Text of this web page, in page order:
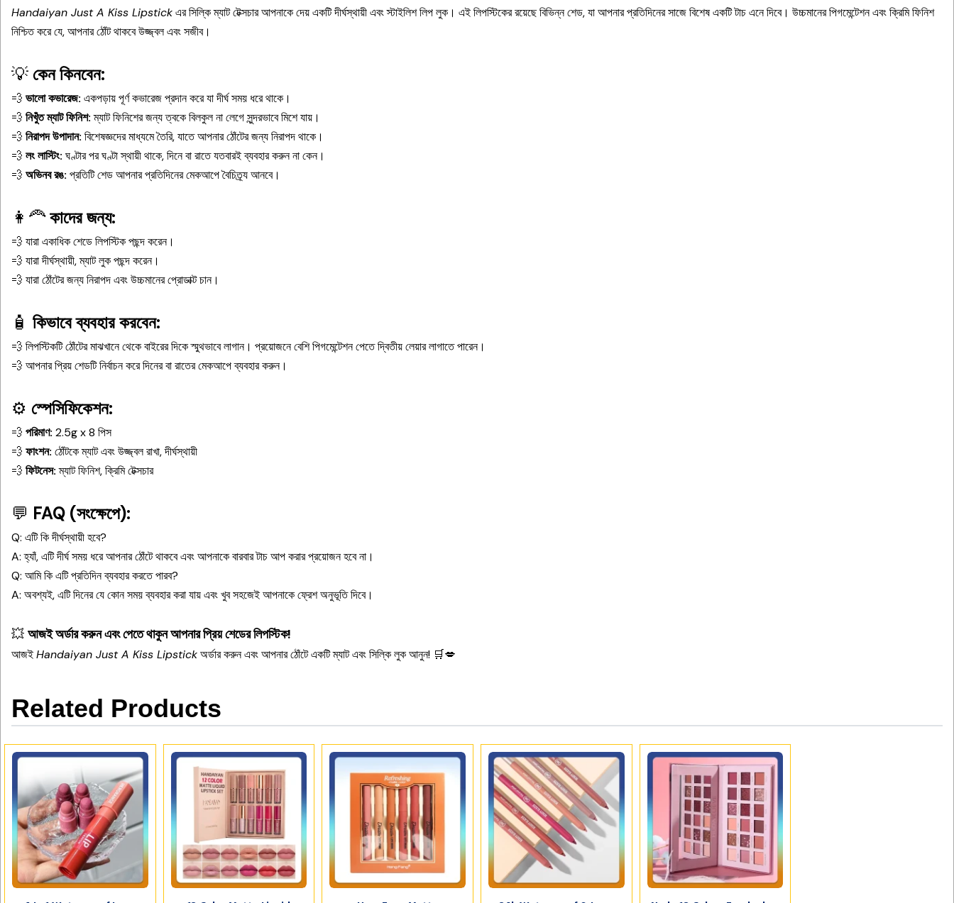
Handaiyan Just A Kiss Lipstickএর সিল্কি ম্যাট টেক্সচার আপনাকে দেয় একটি দীর্ঘস্থায়ী এবং স্টাইলিশ লিপ লুক। এই লিপস্টিকের রয়েছে বিভিন্ন শেড, যা আপনার প্রতিদিনের সাজে বিশেষ একটি টাচ এনে দিবে। উচ্চমানের পিগমেন্টেশন এবং ক্রিমি ফিনিশ
নিশ্চিত করে যে, আপনার ঠোঁট থাকবে উজ্জ্বল এবং সজীব।
💡 কেন কিনবেন:
💨 ভালো কভারেজ: একপড়ায় পূর্ণ কভারেজ প্রদান করে যা দীর্ঘ সময় ধরে থাকে।
💨 নিখুঁত ম্যাট ফিনিশ:ম্যাট ফিনিশের জন্য ত্বকে বিলকুল না লেগে সুন্দরভাবে মিশে যায়।
💨 নিরাপদ উপাদান: বিশেষজ্ঞদের মাধ্যমে তৈরি, যাতে আপনার ঠোঁটের জন্য নিরাপদ থাকে।
💨 লং লাস্টিং: ঘণ্টার পর ঘণ্টা স্থায়ী থাকে, দিনে বা রাতে যতবারই ব্যবহার করুন না কেন।
💨 অভিনব রঙ: প্রতিটি শেড আপনার প্রতিদিনের মেকআপে বৈচিত্র্য আনবে।
👩‍🦰কাদের জন্য:
💨 যারা একাধিক শেডে লিপস্টিক পছন্দ করেন।
💨 যারা দীর্ঘস্থায়ী, ম্যাট লুক পছন্দ করেন।
💨 যারা ঠোঁটের জন্য নিরাপদ এবং উচ্চমানের প্রোডাক্ট চান।
🧴 কিভাবে ব্যবহার করবেন:
💨 লিপস্টিকটি ঠোঁটের মাঝখানে থেকে বাইরের দিকে স্মুথভাবে লাগান। প্রয়োজনে বেশি পিগমেন্টেশন পেতে দ্বিতীয় লেয়ার লাগাতে পারেন।
💨 আপনার প্রিয় শেডটি নির্বাচন করে দিনের বা রাতের মেকআপে ব্যবহার করুন।
⚙️ স্পেসিফিকেশন:
💨 পরিমাণ: 2.5g x 8 পিস
💨 ফাংশন: ঠোঁটকে ম্যাট এবং উজ্জ্বল রাখা, দীর্ঘস্থায়ী
💨 ফিটনেস:ম্যাট ফিনিশ, ক্রিমি টেক্সচার
💬 FAQ (সংক্ষেপে):
Q: এটি কি দীর্ঘস্থায়ী হবে?
A: হ্যাঁ, এটি দীর্ঘ সময় ধরে আপনার ঠোঁটে থাকবে এবং আপনাকে বারবার টাচ আপ করার প্রয়োজন হবে না।
Q: আমি কি এটি প্রতিদিন ব্যবহার করতে পারব?
A: অবশ্যই, এটি দিনের যে কোন সময় ব্যবহার করা যায় এবং খুব সহজেই আপনাকে ফ্রেশ অনুভূতি দিবে।
💥 আজই অর্ডার করুন এবং পেতে থাকুন আপনার প্রিয় শেডের লিপস্টিক!
আজইHandaiyan Just A Kiss Lipstickঅর্ডার করুন এবং আপনার ঠোঁটে একটি ম্যাট এবং সিল্কি লুক আনুন! 🛒💋
Related Products